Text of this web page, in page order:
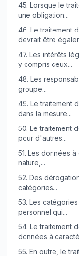
45. Lorsque le
une obligation...
46. Le traitement
devrait être
47. Les intérêts
y compris ceux...
48. Les
groupe...
49. Le traitement
dans la mesure...
50. Le traitement
pour d'autres...
51. Les données à
nature,...
52. Des
catégories...
53. Les
personnel qui...
54. Le traitement
données à
55. En outre, le